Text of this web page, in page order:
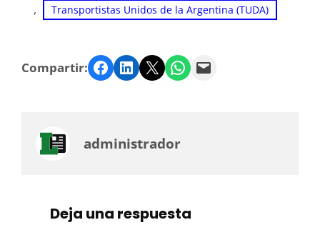
, Transportistas Unidos de la Argentina (TUDA)
Compartir: Facebook LinkedIn Twitter WhatsApp Email
administrador
Deja una respuesta